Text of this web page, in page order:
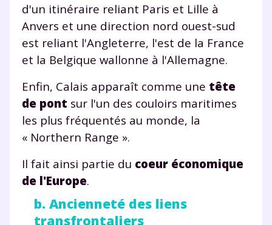
d'un itinéraire reliant Paris et Lille à
Anvers et une direction nord ouest-sud
est reliant l'Angleterre, l'est de la France
et la Belgique wallonne à l'Allemagne.
Enfin, Calais apparaît comme une tête
de pont sur l'un des couloirs maritimes
les plus fréquentés au monde, la
« Northern Range ».
Il fait ainsi partie du coeur économique
de l'Europe.
b. Ancienneté des liens
transfrontaliers